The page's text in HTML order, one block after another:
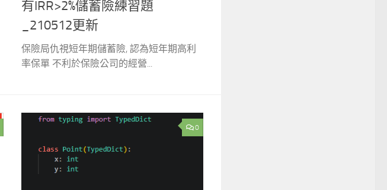
有IRR>2%儲蓄險練習題
_210512更新
保險局仇視短年期儲蓄險, 認為短年期高利
率保單 不利於保險公司的經營...
0